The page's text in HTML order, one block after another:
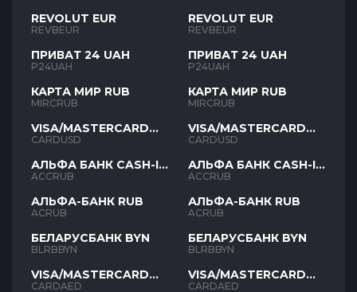
REVOLUT EUR
REVBEUR
ПРИВАТ 24 UAH
P24UAH
КАРТА МИР RUB
MIRCRUB
VISA/MASTERCARD
USD
CARDUSD
АЛЬФА БАНК CASH-IN
RUB
ACCRUB
АЛЬФА-БАНК RUB
ACRUB
БЕЛАРУСБАНК BYN
BLRBBYN
VISA/MASTERCARD
AED
CARDAED
REVOLUT EUR
REVBEUR
ПРИВАТ 24 UAH
P24UAH
КАРТА МИР RUB
MIRCRUB
VISA/MASTERCARD
USD
CARDUSD
АЛЬФА БАНК CASH-IN
RUB
ACCRUB
АЛЬФА-БАНК RUB
ACRUB
БЕЛАРУСБАНК BYN
BLRBBYN
VISA/MASTERCARD
AED
CARDAED